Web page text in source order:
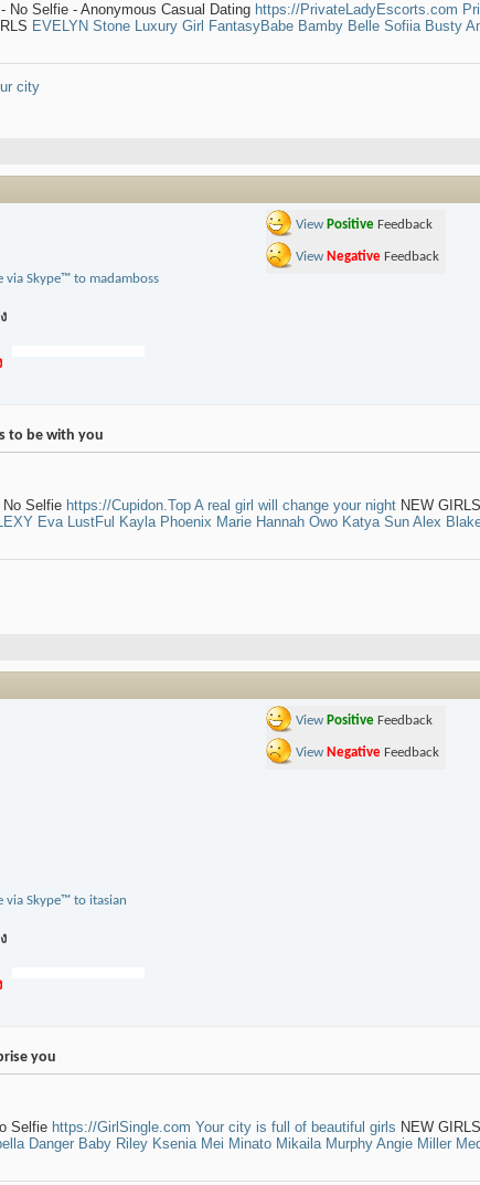
No Selfie - Anonymous Casual Dating https://PrivateLadyEscorts.com
EVELYN Stone Luxury Girl FantasyBabe Bamby Belle Sofiia Busty
city
View Positive Feedback
View Negative Feedback
to be with you
Selfie https://Cupidon.Top A real girl will change your night NEW GIRLS
Eva LustFul Kayla Phoenix Marie Hannah Owo Katya Sun Alex
View Positive Feedback
View Negative Feedback
you
Selfie https://GirlSingle.com Your city is full of beautiful girls NEW GIRLS
Danger Baby Riley Ksenia Mei Minato Mikaila Murphy Angie Miller